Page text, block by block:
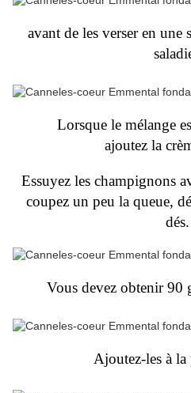
avant de les verser en une
Lorsque le mélange
ajoutez la
Essuyez les champignons
coupez un peu la queue,
dés.
Vous devez obtenir 90
Ajoutez-les à la